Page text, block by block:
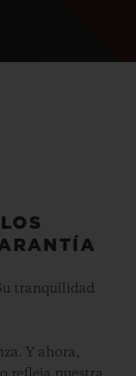
tranquilidad
Y ahora,